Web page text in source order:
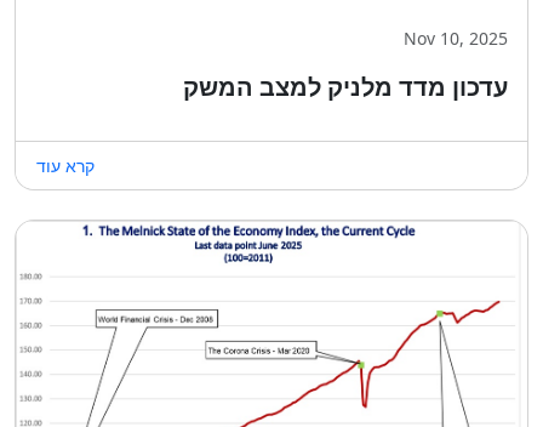
Nov 10, 2025
עדכון מדד מלניק למצב המשק
קרא עוד